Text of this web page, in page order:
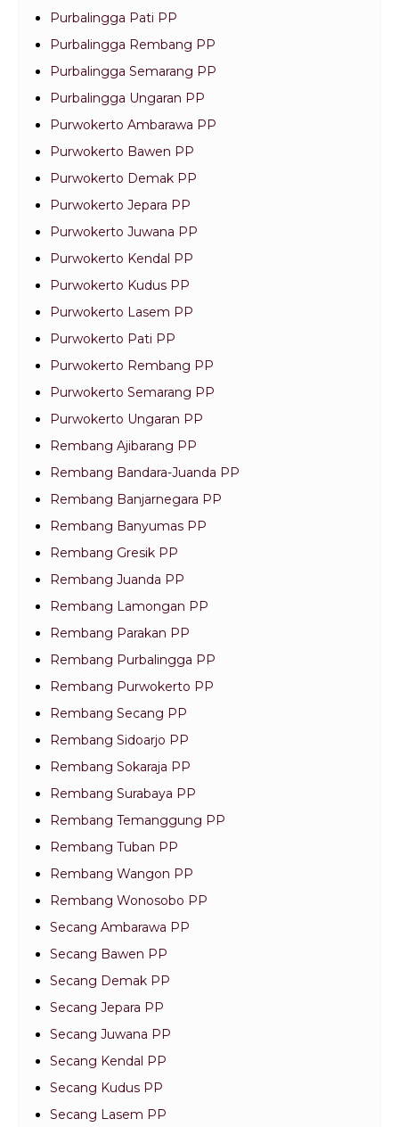
Purbalingga Pati PP
Purbalingga Rembang PP
Purbalingga Semarang PP
Purbalingga Ungaran PP
Purwokerto Ambarawa PP
Purwokerto Bawen PP
Purwokerto Demak PP
Purwokerto Jepara PP
Purwokerto Juwana PP
Purwokerto Kendal PP
Purwokerto Kudus PP
Purwokerto Lasem PP
Purwokerto Pati PP
Purwokerto Rembang PP
Purwokerto Semarang PP
Purwokerto Ungaran PP
Rembang Ajibarang PP
Rembang Bandara-Juanda PP
Rembang Banjarnegara PP
Rembang Banyumas PP
Rembang Gresik PP
Rembang Juanda PP
Rembang Lamongan PP
Rembang Parakan PP
Rembang Purbalingga PP
Rembang Purwokerto PP
Rembang Secang PP
Rembang Sidoarjo PP
Rembang Sokaraja PP
Rembang Surabaya PP
Rembang Temanggung PP
Rembang Tuban PP
Rembang Wangon PP
Rembang Wonosobo PP
Secang Ambarawa PP
Secang Bawen PP
Secang Demak PP
Secang Jepara PP
Secang Juwana PP
Secang Kendal PP
Secang Kudus PP
Secang Lasem PP